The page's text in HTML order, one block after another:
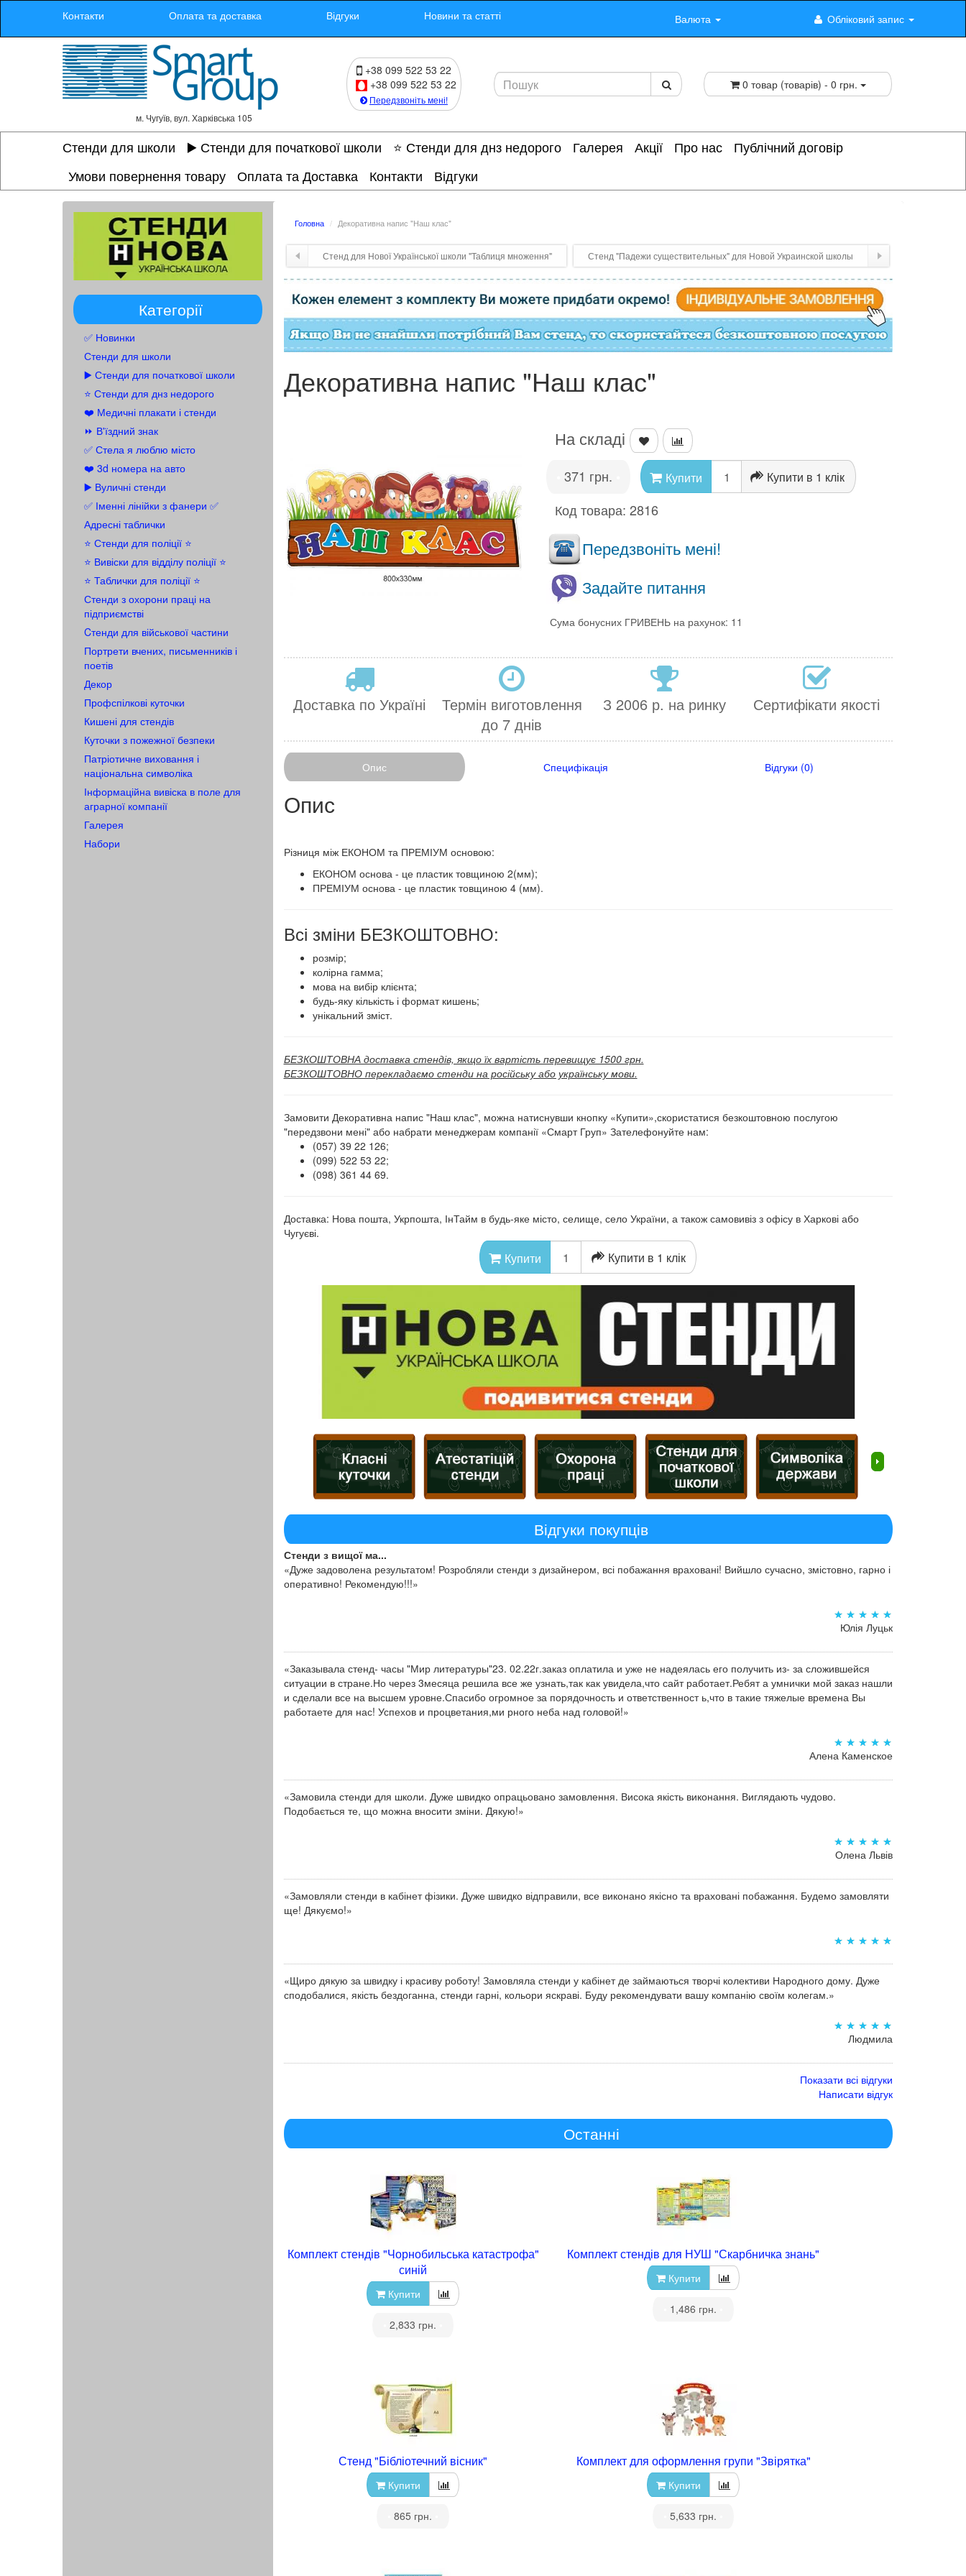
Контакти Оплата та доставка Відгуки Новини та статті Валюта Обліковий запис
м. Чугуїв, вул. Харківська 105
+38 099 522 53 22
+38 099 522 53 22
Передзвоніть мені!
0 товар (товарів) - 0 грн.
Стенди для школи ▶️ Стенди для початкової школи ⭐ Стенди для днз недорого Галерея Акції Про нас
Публічний договір
Умови повернення товару
Оплата та Доставка Контакти Відгуки
Категорії
✅ Новинки
Стенди для школи
▶️ Стенди для початкової школи
⭐ Стенди для днз недорого
❤️ Медичні плакати і стенди
⏩ В'їздний знак
✅ Стела я люблю місто
❤️ 3d номера на авто
▶️ Вуличні стенди
✅ Іменні лінійки з фанери ✅
Адресні таблички
⭐ Стенди для поліції ⭐
⭐️ Вивіски для відділу поліції ⭐️
⭐️ Таблички для поліції ⭐️
Стенди з охорони праці на
підприємстві
Cтенди для військової частини
Портрети вчених, письменників і
поетів
Декор
Профспілкові куточки
Кишені для стендів
Куточки з пожежної безпеки
Патріотичне виховання і
національна символіка
Інформаційна вивіска в поле для
аграрної компанії
Галерея
Набори
Головна Декоративна напис "Наш клас"
Стенд для Нової Української школи "Таблиця множення" Стенд "Падежи существительных" для Новой Украинской школы
Декоративна напис "Наш клас"
На складі
371 грн. Купити Купити в 1 клік
Код товара:2816
Передзвоніть мені!
Задайте питання
Сума бонусних ГРИВЕНЬ на рахунок: 11
Доставка по Україні
Термін виготовлення
до 7 днів
З 2006 р. на ринку Сертифікати якості
Опис Специфікація Відгуки (0)
Опис
​​Різниця між ЕКОНОМ та ПРЕМІУМ основою:
ЕКОНОМ основа - це пластик товщиною 2(мм);
ПРЕМІУМ основа - це пластик товщиною 4 (мм).
Всі зміни БЕЗКОШТОВНО:
розмір;
колірна гамма;
мова на вибір клієнта;
будь-яку кількість і формат кишень;
унікальний зміст.
БЕЗКОШТОВНА доставка стендів, якщо їх вартість перевищує 1500 грн.
БЕЗКОШТОВНО перекладаємо стенди на російську або українську мови.
Замовити Декоративна напис "Наш клас", можна натиснувши кнопку «Купити»,скористатися безкоштовною послугою
"передзвони мені" або набрати менеджерам компанії «Смарт Груп» Зателефонуйте нам:
(057) 39 22 126;
(099) 522 53 22;
(098) 361 44 69.
Доставка: Нова пошта, Укрпошта, ІнТайм в будь-яке місто, селище, село України, а також самовивіз з офісу в Харкові або
Чугуєві.
Купити Купити в 1 клік
Відгуки покупців
Стенди з вищої ма...
«Дуже задоволена результатом! Розробляли стенди з дизайнером, всі побажання враховані! Вийшло сучасно, змістовно, гарно і
оперативно! Рекомендую!!!»
Юлія Луцьк
«Заказывала стенд- часы "Мир литературы"23. 02.22г.заказ оплатила и уже не надеялась его получить из- за сложившейся
ситуации в стране.Но через 3месяца решила все же узнать,так как увидела,что сайт работает.Ребят а умнички мой заказ нашли
и сделали все на высшем уровне.Спасибо огромное за порядочность и ответственност ь,что в такие тяжелые времена Вы
работаете для нас! Успехов и процветания,ми рного неба над головой!»
Алена Каменское
«Замовила стенди для школи. Дуже швидко опрацьовано замовлення. Висока якість виконання. Виглядають чудово.
Подобається те, що можна вносити зміни. Дякую!»
Олена Львів
«Замовляли стенди в кабінет фізики. Дуже швидко відправили, все виконано якісно та враховані побажання. Будемо замовляти
ще! Дякуємо!»
«Щиро дякую за швидку і красиву роботу! Замовляла стенди у кабінет де займаються творчі колективи Народного дому. Дуже
сподобалися, якість бездоганна, стенди гарні, кольори яскраві. Буду рекомендувати вашу компанію своїм колегам.»
Людмила
Показати всі відгуки
Написати відгук
Останні
Комплект стендів "Чорнобильська катастрофа"
синій
Купити
2,833 грн.
Комплект стендів для НУШ "Скарбничка знань"
Купити
1,486 грн.
Стенд "Бібліотечний вісник"
Купити
865 грн.
Комплект для оформлення групи "Звірятка"
Купити
5,633 грн.